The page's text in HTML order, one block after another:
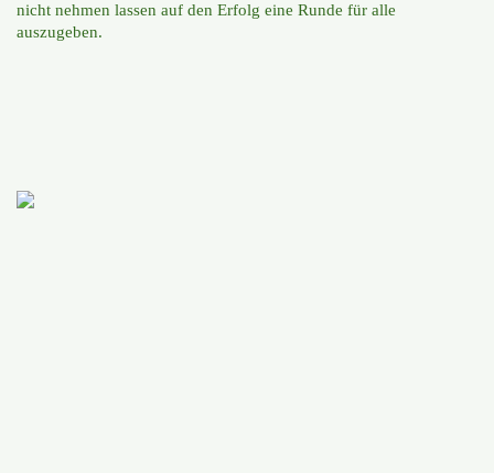
nicht nehmen lassen auf den Erfolg eine Runde für alle
auszugeben.